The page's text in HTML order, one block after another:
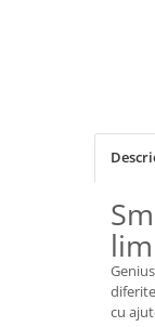
Jucării ȋndemânare
Masinute si
Roboti de jucarie
Jucarii bebelusi
Centre de
cu